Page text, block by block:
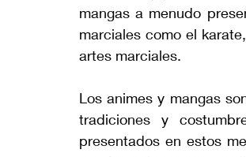
mangas a menudo
marciales como el
artes marciales.
Los animes y mangas
tradiciones y
presentados en estos